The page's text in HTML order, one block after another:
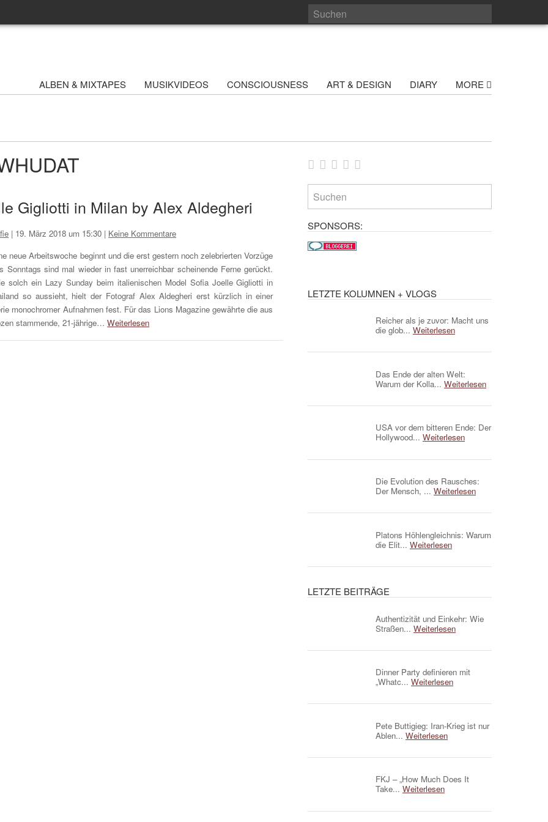
ALBEN & MIXTAPES MUSIKVIDEOS CONSCIOUSNESS ART & DESIGN DIARY MORE
Gigliotti in Milan by Alex Aldegheri
| 19. März 2018 um 15:30 | Keine Kommentare
neue Arbeitswoche beginnt und die erst gestern noch zelebrierten Vorzüge
Sonntags sind mal wieder in fast unerreichbar scheinende Ferne gerückt.
solch ein Lazy Sunday beim italienischen Model Sofia Joelle Gigliotti in
so aussieht, hielt der Fotograf Alex Aldegheri erst kürzlich in einer
monochromer Aufnahmen fest. Für das Lions Magazine gewährte die aus
stammende, 21-jährige…Weiterlesen
SPONSORS:
LETZTE KOLUMNEN + VLOGS
Reicher als je zuvor: Macht uns
die glob... Weiterlesen
Das Ende der alten Welt:
Warum der Kolla... Weiterlesen
USA vor dem bitteren Ende: Der
Hollywood... Weiterlesen
Die Evolution des Rausches:
Der Mensch, ... Weiterlesen
Platons Höhlengleichnis: Warum
die Elit... Weiterlesen
LETZTE BEITRÄGE
Authentizität und Einkehr: Wie
Straßen... Weiterlesen
Dinner Party definieren mit
„Whatc... Weiterlesen
Pete Buttigieg: Iran-Krieg ist nur
Ablen... Weiterlesen
FKJ – „How Much Does It
Take... Weiterlesen